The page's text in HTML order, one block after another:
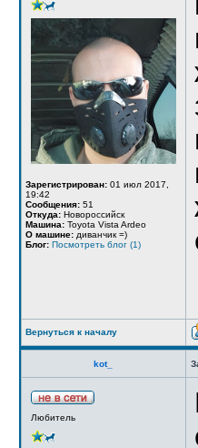
Зарегистрирован: 01 июл 2017,
19:42
Сообщения: 51
Откуда: Новороссийск
Машина: Toyota Vista Ardeo
О машине: диванчик =)
Блог: Посмотреть блог (1)
Вернуться к началу
kot_
Любитель